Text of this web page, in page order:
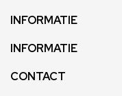
INFORMATIE
INFORMATIE
CONTACT